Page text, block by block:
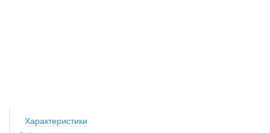
Характеристики